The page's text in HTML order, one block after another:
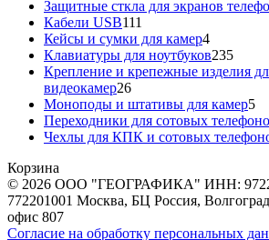
Защитные сткла для экранов
Кабели USB111
товаров
Кейсы и сумки для камер44
товара
Клавиатуры для ноутбуков235235
Крепление и крепежные изделия
видеокамер2626
товаров
Моноподы и штативы для камер55
Переходники для сотовых
Чехлы для КПК и сотовых
Корзина
© 2026 ООО "ГЕОГРАФИКА" ИНН:
772201001 Москва, БЦ Россия,
офис 807
Согласие на обработку персональных